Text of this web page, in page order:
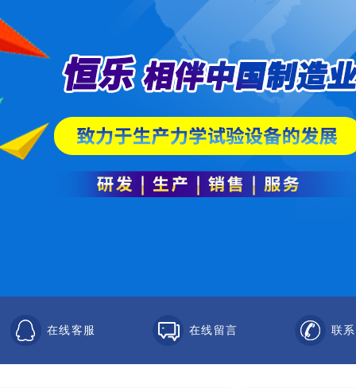
在线客服 在线留言 联